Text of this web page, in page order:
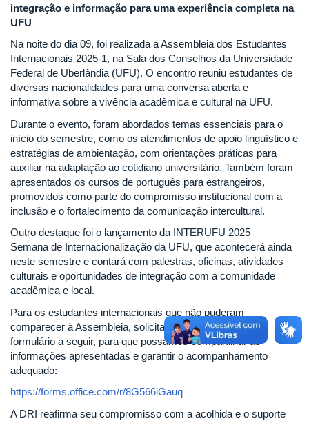
integração e informação para uma experiência completa na
UFU
Na noite do dia 09, foi realizada a Assembleia dos Estudantes
Internacionais 2025-1, na Sala dos Conselhos da Universidade
Federal de Uberlândia (UFU). O encontro reuniu estudantes de
diversas nacionalidades para uma conversa aberta e
informativa sobre a vivência acadêmica e cultural na UFU.
Durante o evento, foram abordados temas essenciais para o
início do semestre, como os atendimentos de apoio linguístico e
estratégias de ambientação, com orientações práticas para
auxiliar na adaptação ao cotidiano universitário. Também foram
apresentados os cursos de português para estrangeiros,
promovidos como parte do compromisso institucional com a
inclusão e o fortalecimento da comunicação intercultural.
Outro destaque foi o lançamento da INTERUFU 2025 –
Semana de Internacionalização da UFU, que acontecerá ainda
neste semestre e contará com palestras, oficinas, atividades
culturais e oportunidades de integração com a comunidade
acadêmica e local.
Para os estudantes internacionais que não puderam
comparecer à Assembleia, solicitamos que preencham o
formulário a seguir, para que possamos compartilhar as
informações apresentadas e garantir o acompanhamento
adequado:
https://forms.office.com/r/8G566iGauq
A DRI reafirma seu compromisso com a acolhida e o suporte